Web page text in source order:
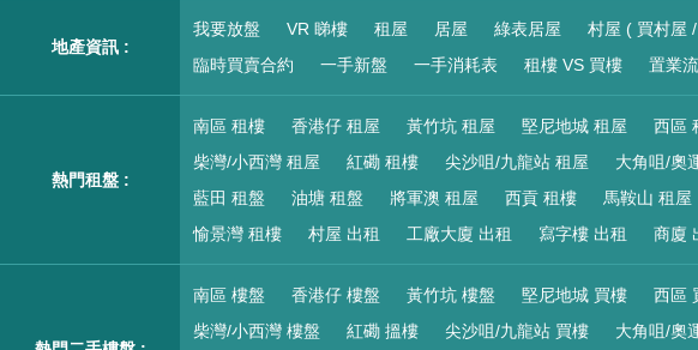
地產資訊 :
我要放盤 VR 睇樓 租屋 居屋 綠表居屋 村屋 ( 買村屋
臨時買賣合約
一手新盤 一手消耗表 租樓 VS 買樓 置業
熱門租盤 :
南區 租樓 香港仔 租屋 黃竹坑 租屋 堅尼地城 租屋 西區
柴灣/小西灣 租屋
紅磡 租樓 尖沙咀/九龍站 租屋 大角咀/奧
藍田 租盤
油塘 租盤 將軍澳 租屋 西貢 租樓 馬鞍山 租屋
愉景灣 租樓
村屋 出租 工廠大廈 出租 寫字樓 出租 商廈
南區 樓盤 香港仔 樓盤 黃竹坑 樓盤 堅尼地城 買樓 西區
柴灣/小西灣 樓盤
紅磡 搵樓 尖沙咀/九龍站 買樓 大角咀/奧